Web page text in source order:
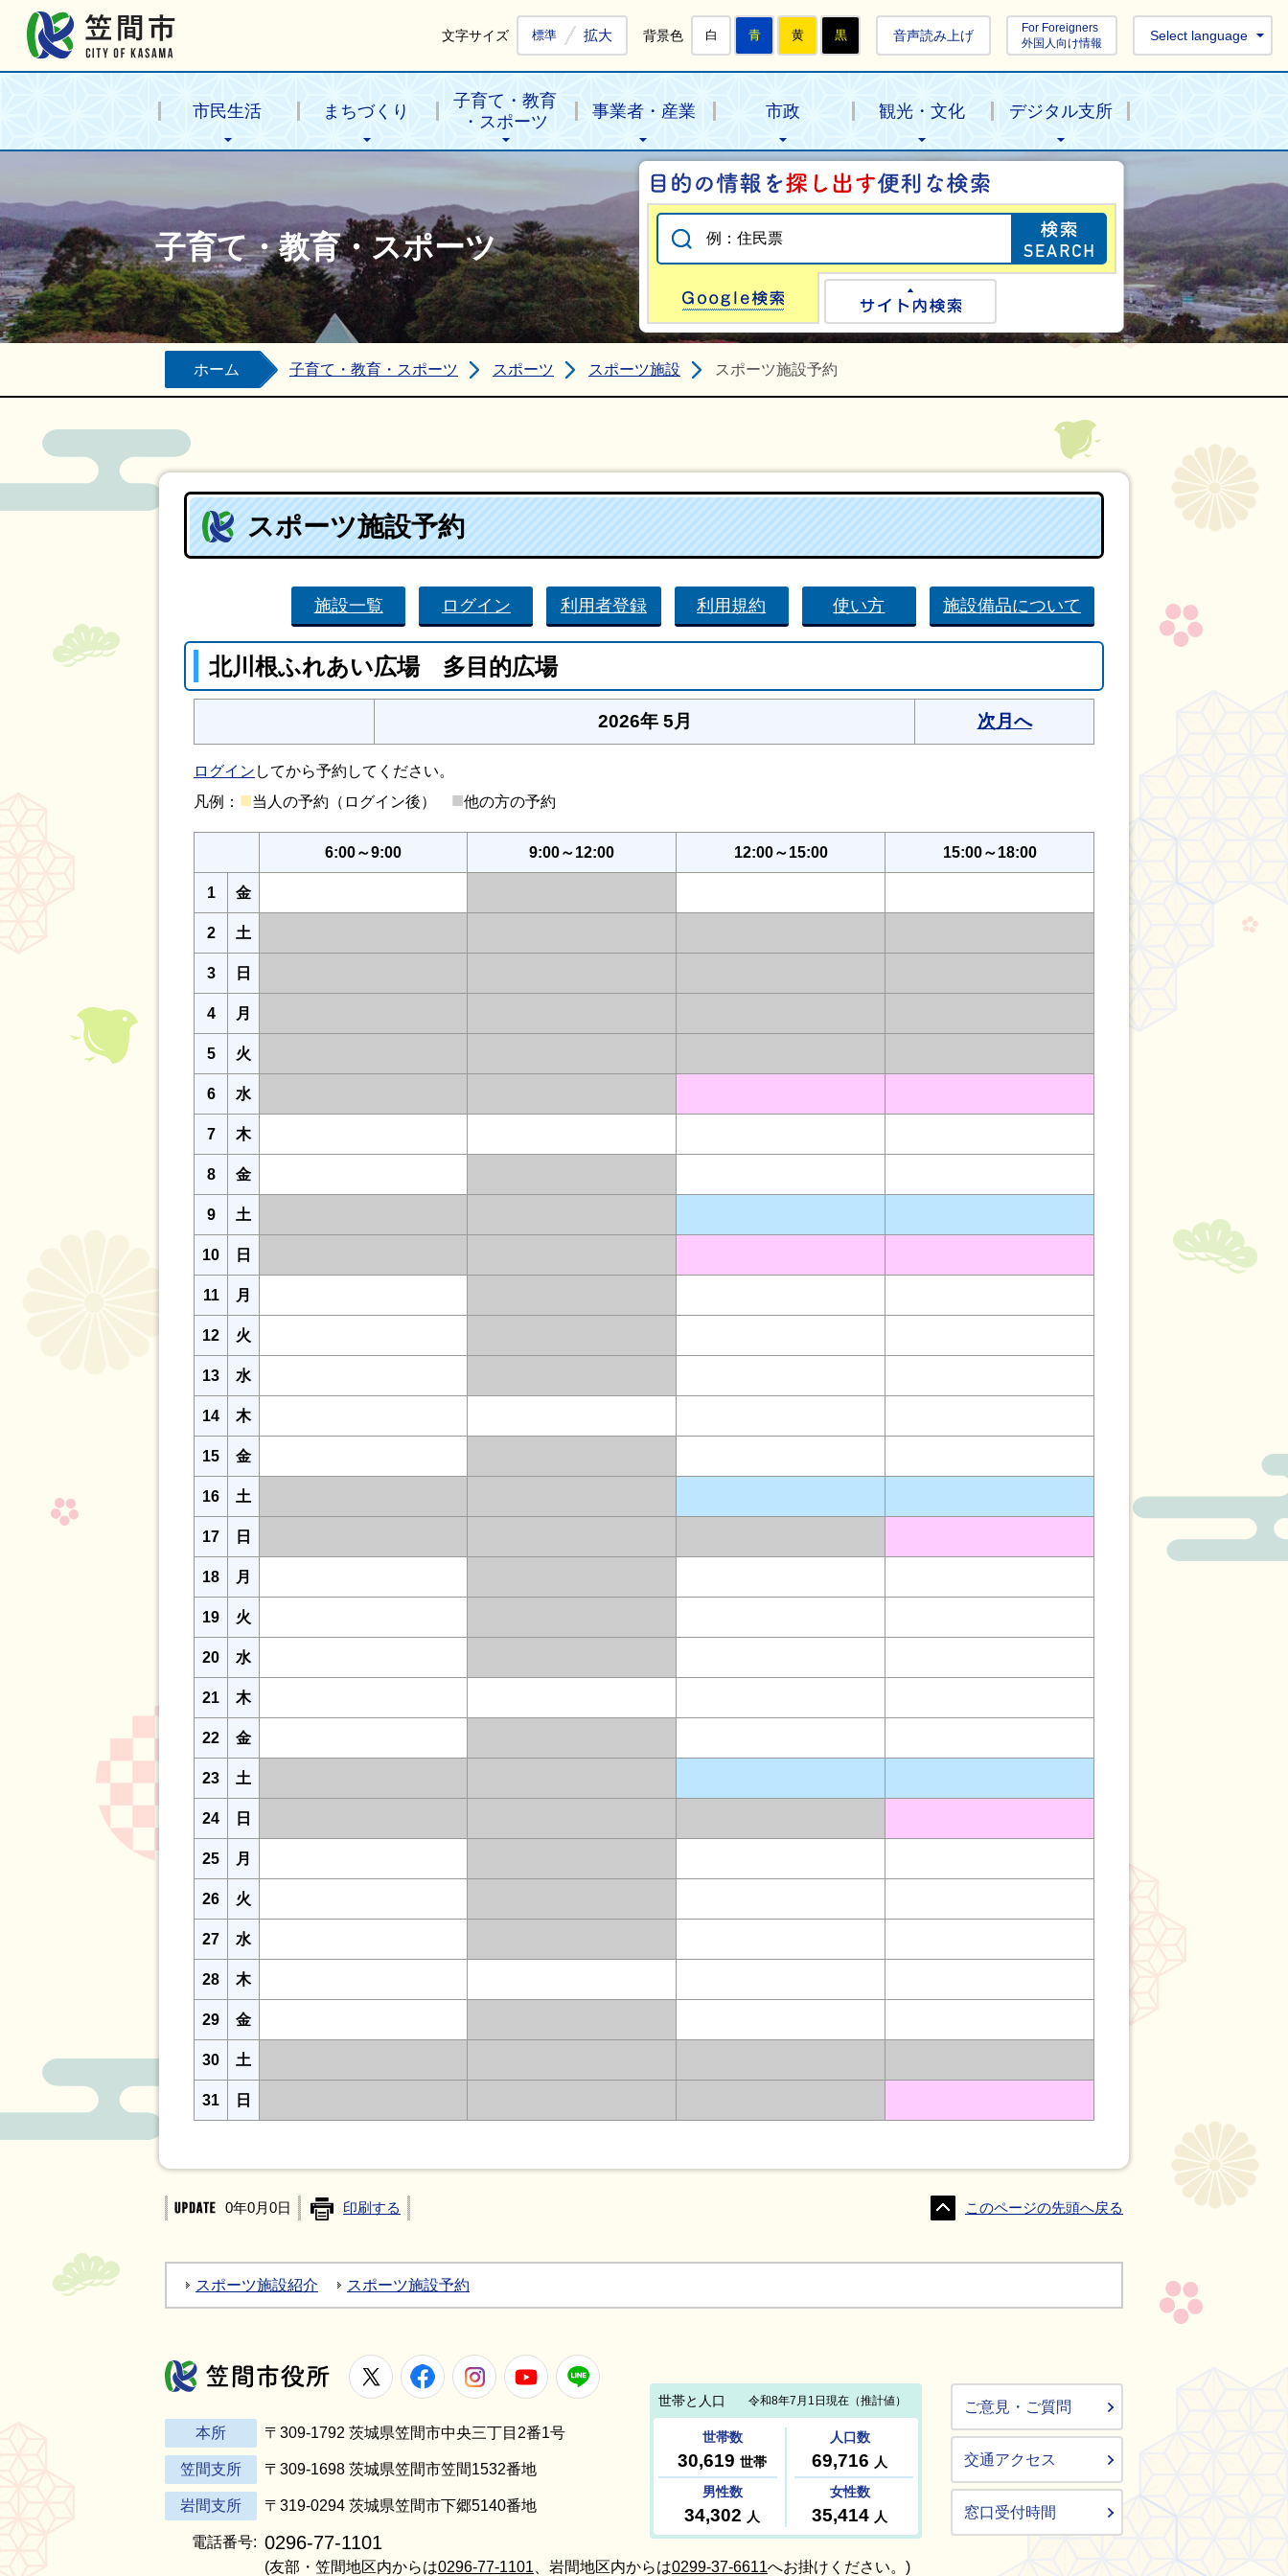
文字サイズ 標準 拡大 背景色 白 青 黄 黒 音声読み上げ
For Foreigners
外国人向け情報
Select language
市民生活 まちづくり
子育て・教育
・スポーツ
事業者・産業 市政 観光・文化 デジタル支所
子育て・教育・スポーツ
目的の情報を探
Google検索
ホーム 子育て・教育・スポーツ スポーツ スポーツ施設 スポーツ施設予約
スポーツ施設予約
施設一覧 ログイン 利用者登録 利用規約 使い方 施設備品について
北川根ふれあい広場 多目的広場
2026年 5月 次月へ
ログイン してから予約してください。
凡例： ■当人の予約（ログイン後） ■他の方の予約
6:00～9:00 9:00～12:00 12:00～15:00 15:00～18:00
1 金
2 土
3 日
4 月
5 火
6 水
7 木
8 金
9 土
10 日
11 月
12 火
13 水
14 木
15 金
16 土
17 日
18 月
19 火
20 水
21 木
22 金
23 土
24 日
25 月
26 火
27 水
28 木
29 金
30 土
31 日
0年0月0日 印刷する このページの先頭へ戻る
スポーツ施設紹介 スポーツ施設予約
笠間市役所
X FacebookInstagramYoutube
本所 〒309-1792 茨城県笠間市中央三丁目2番1号
笠間支所 〒309-1698 茨城県笠間市笠間1532番地
岩間支所 〒319-0294 茨城県笠間市下郷5140番地
電話番号: 0296-77-1101
(友部・笠間地区内からは0296-77-1101 、岩間地区内からは0299-37-6611へお掛けください。)
ご意見・ご質問
交通アクセス
窓口受付時間